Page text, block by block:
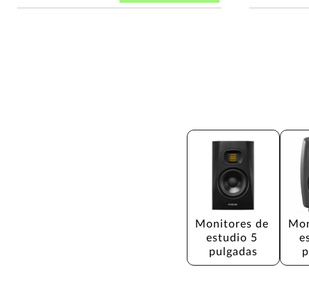
Monitores de
estudio 5
pulgadas